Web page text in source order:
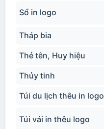
Sổ in logo
Tháp bia
Thẻ tên, Huy hiệu
Thủy tinh
Túi du lịch thêu in logo
Túi vải in thêu logo